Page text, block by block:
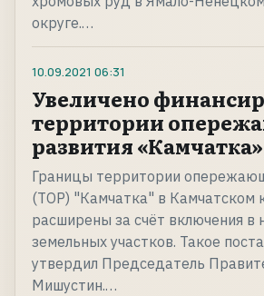
округе.…
10.09.2021 06:31
Увеличено
территории
развития «Камчатка»
Границы территории
(ТОР) "Камчатка" в Камчатском
расширены за счёт включения в
земельных участков. Такое
утвердил Председатель
Мишустин.…